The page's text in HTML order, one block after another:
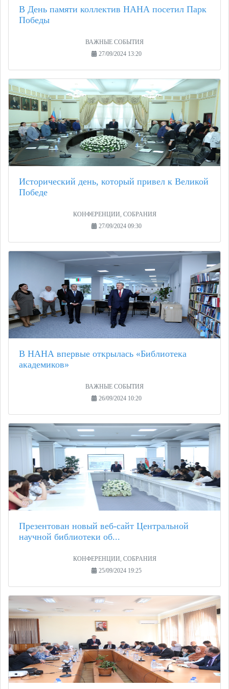
В День памяти коллектив НАНА посетил Парк
Победы
ВАЖНЫЕ СОБЫТИЯ
27/09/2024 13:20
Исторический день, который привел к Великой
Победе
КОНФЕРЕНЦИИ, СОБРАНИЯ
27/09/2024 09:30
В НАНА впервые открылась «Библиотека
академиков»
ВАЖНЫЕ СОБЫТИЯ
26/09/2024 10:20
Презентован новый веб-сайт Центральной
научной библиотеки об...
КОНФЕРЕНЦИИ, СОБРАНИЯ
25/09/2024 19:25